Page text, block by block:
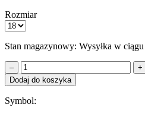
Rozmiar
Stan magazynowy: Wysyłka w
–
+
Dodaj do koszyka
Symbol: